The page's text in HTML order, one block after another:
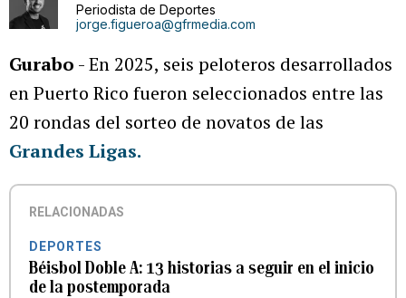
Periodista de Deportes
jorge.figueroa@gfrmedia.com
Gurabo - En 2025, seis peloteros desarrollados
en Puerto Rico fueron seleccionados entre las
20 rondas del sorteo de novatos de las
Grandes Ligas.
RELACIONADAS
DEPORTES
Béisbol Doble A: 13 historias a seguir en el inicio
de la postemporada